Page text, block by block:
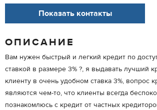
Показать контакты
ОПИСАНИЕ
Вам нужен быстрый и легкий кредит по
ставкой в размере 3% ?, я выдавать лучший
клиенту в очень удобном ставка 3%, вопрос
являются чем-то, что клиенты всегда
познакомлюсь с кредит от частных